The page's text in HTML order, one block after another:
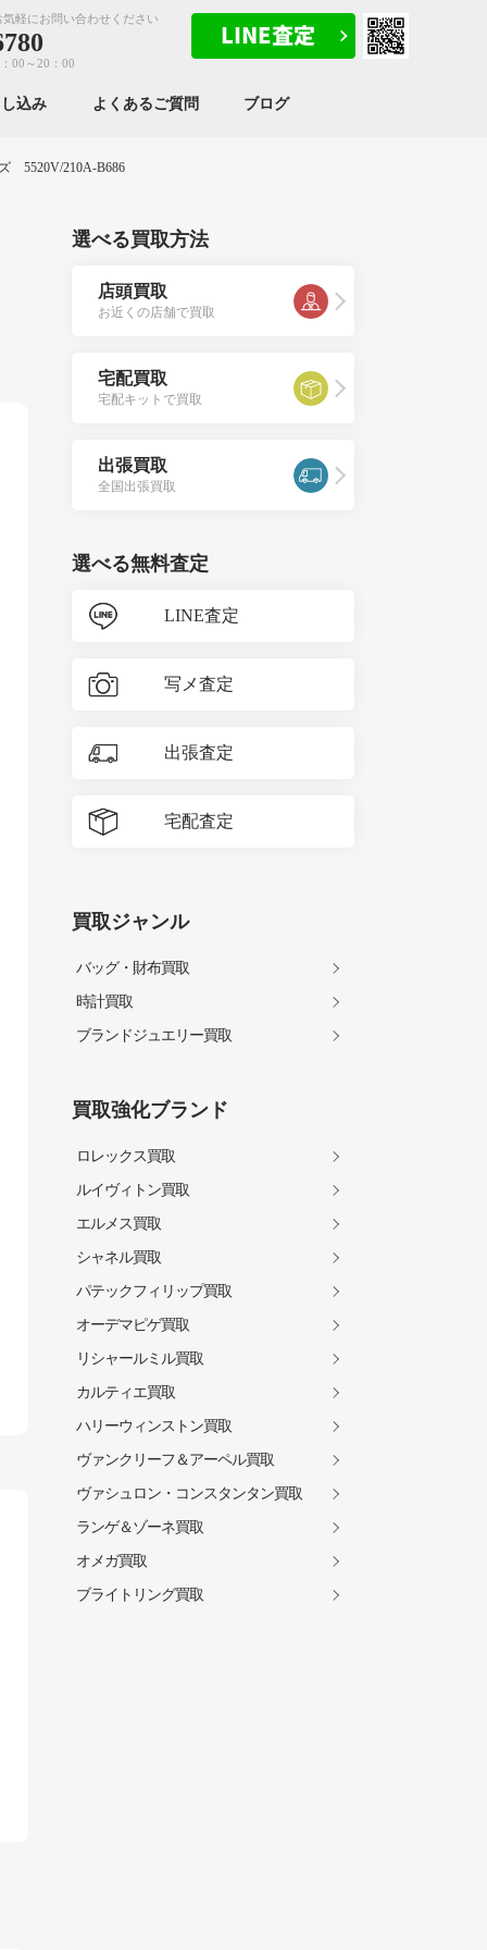
軽にお問い合わせください
00～20：00
込み よくあるご質問 ブログ
5520V/210A-B686
選べる買取方法
店頭買取
お近くの店舗で買取
宅配買取
宅配キットで買取
出張買取
全国出張買取
選べる無料査定
LINE査定
写メ査定
出張査定
宅配査定
買取ジャンル
バッグ・財布買取
時計買取
ブランドジュエリー買取
買取強化ブランド
ロレックス買取
ルイヴィトン買取
エルメス買取
シャネル買取
パテックフィリップ買取
オーデマピゲ買取
リシャールミル買取
カルティエ買取
ハリーウィンストン買取
ヴァンクリーフ＆アーペル買取
ヴァシュロン・コンスタンタン買取
ランゲ＆ゾーネ買取
オメガ買取
ブライトリング買取